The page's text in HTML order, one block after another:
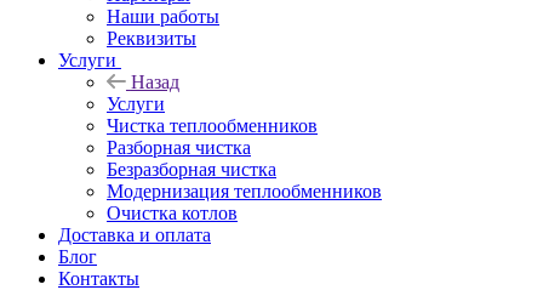
Наши работы
Реквизиты
Услуги
Назад
Услуги
Чистка теплообменников
Разборная чистка
Безразборная чистка
Модернизация теплообменников
Очистка котлов
Доставка и оплата
Блог
Контакты